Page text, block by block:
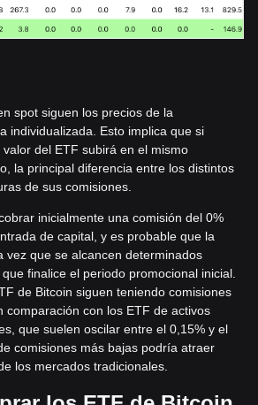
spot siguen los precios de la
individualizada. Esto implica que si
del ETF subirá en el mismo
la principal diferencia entre los distintos
de sus comisiones.
inicialmente una comisión del 0%
de capital, y es probable que la
vez que se alcancen determinados
finalice el periodo promocional inicial.
de Bitcoin siguen teniendo comisiones
comparación con los ETF de activos
que suelen oscilar entre el 0,15% y el
comisiones más bajas podría atraer
los mercados tradicionales.